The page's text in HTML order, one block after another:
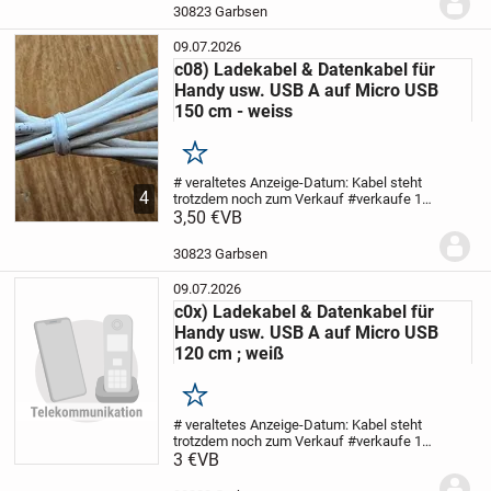
Bitte um Verständnis…!
Für ihre Zufriedenheit bin ich stets bemüht und stehe für
Fragen gerne zur Verfügung
▶️ Bitte beachten Sie auch meine anderen Annoncen
▶️ Alle Artikeln stehen so lange zum Verkauf, wie die
Anzeige online ist
▶️ Bei Interesse einfach unter der betreffenden Annonce
____________________________________________________________
_______________
Alle aufgeführten Firmen, Markennamen und Warenzeichen
sind Eigentum des jeweiligen Herstellers und dienen
ausschließlich der Beschreibung sowie der eindeutigen
Datenübertragung von einem Gerät zum
anderen...
30823 Garbsen
4
09.07.2026
c08) Ladekabel & Datenkabel für
Handy usw. USB A auf Micro USB
150 cm - weiss
Merken
# veraltetes Anzeige-Datum: Kabel steht
trotzdem noch zum Verkauf #verkaufe 1
wenig genutztes Ladekabel & Datenkabel
z.B. zum Aufladen von Handys usw.&
Datenübertragung von einem Gerät zum
anderen...
3,50 €VB
30823 Garbsen
09.07.2026
c0x) Ladekabel & Datenkabel für
Handy usw. USB A auf Micro USB
120 cm ; weiß
Merken
# veraltetes Anzeige-Datum: Kabel steht
trotzdem noch zum Verkauf #verkaufe 1
wenig genutztes Ladekabel & Datenkabel
3 €VB